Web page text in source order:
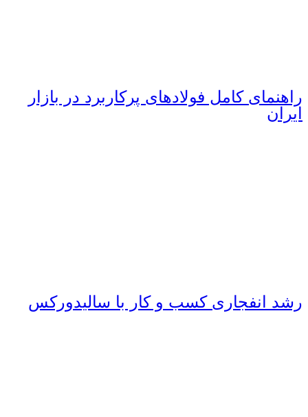
راهنمای کامل فولادهای پرکاربرد در بازار
ایران
رشد انفجاری کسب و کار با سالیدورکس